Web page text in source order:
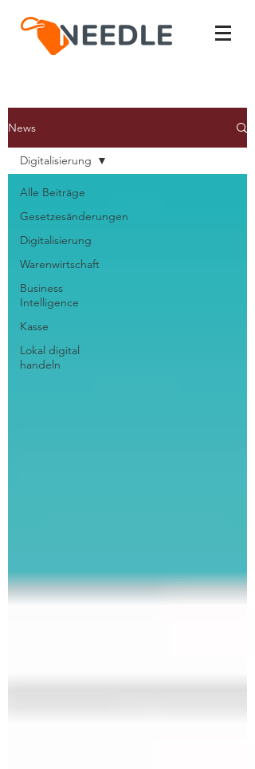
News
Alle Beiträge
Gesetzesänderungen
Digitalisierung
Warenwirtschaft
Business
Intelligence
Kasse
Lokal digital
handeln
Digitalisierung